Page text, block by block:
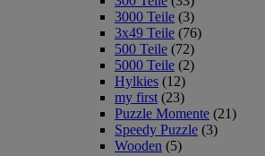
3000 Teile (3)
3x49 Teile (76)
500 Teile (72)
5000 Teile (2)
Hylkies (12)
my first (23)
Puzzle Momente (21)
Speedy Puzzle (3)
Wooden (5)